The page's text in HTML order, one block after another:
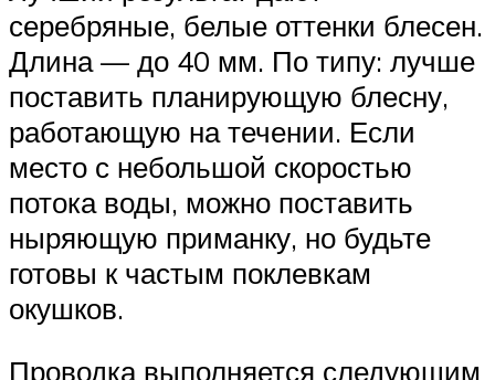
серебряные, белые оттенки блесен.
Длина — до 40 мм. По типу: лучше
поставить планирующую блесну,
работающую на течении. Если
место с небольшой скоростью
потока воды, можно поставить
ныряющую приманку, но будьте
готовы к частым поклевкам
окушков.
Проводка выполняется следующим